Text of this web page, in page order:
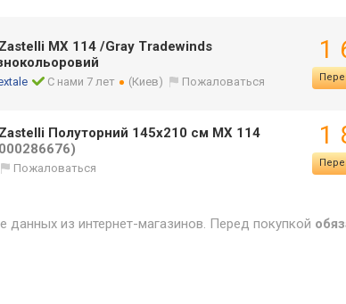
Zastelli МХ 114 /Gray Tradewinds
С нами 7 лет (Киев) Пожаловаться
1
Zastelli Полуторний 145х210 см МХ 114
Пожаловаться
1
из интернет-магазинов. Перед покупкой